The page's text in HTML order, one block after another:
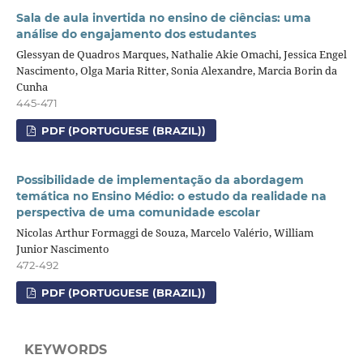
Sala de aula invertida no ensino de ciências: uma
análise do engajamento dos estudantes
Glessyan de Quadros Marques, Nathalie Akie Omachi, Jessica Engel
Nascimento, Olga Maria Ritter, Sonia Alexandre, Marcia Borin da
Cunha
445-471
PDF (PORTUGUESE (BRAZIL))
Possibilidade de implementação da abordagem
temática no Ensino Médio: o estudo da realidade na
perspectiva de uma comunidade escolar
Nicolas Arthur Formaggi de Souza, Marcelo Valério, William
Junior Nascimento
472-492
PDF (PORTUGUESE (BRAZIL))
KEYWORDS